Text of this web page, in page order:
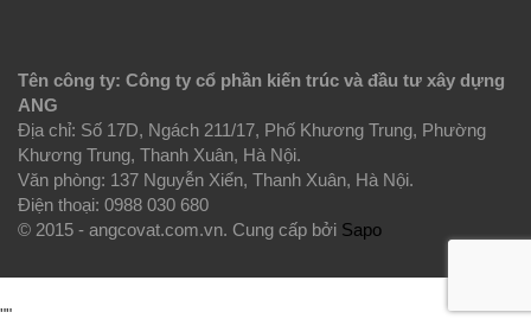
Tên công ty: Công ty cổ phần kiến trúc và đầu tư xây dựng
ANG
Địa chỉ: Số 17D, Ngách 211/17, Phố Khương Trung, Phường
Khương Trung, Thanh Xuân, Hà Nội.
Văn phòng: 137 Nguyễn Xiển, Thanh Xuân, Hà Nội.
Điện thoại: 0988 030 680
© 2015 - angcovat.com.vn. Cung cấp bởi Sapo
""